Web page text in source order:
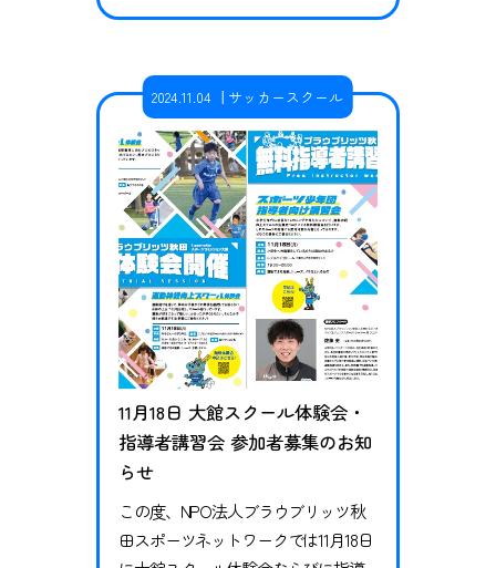
す。 試合結果 vs 城南中学校2-0（25-1
5-9、25-17）勝利 vs 秋田南中学校2-1
（25-16、17-25、15-14）勝利 最後の試
合では接戦をものにし、技術面だけ
でなく精神…
2024.11.04 サッカースクール
11月18日 大館スクール体験会・
指導者講習会 参加者募集のお知
らせ
この度、NPO法人ブラウブリッツ秋
田スポーツネットワークでは11月18日